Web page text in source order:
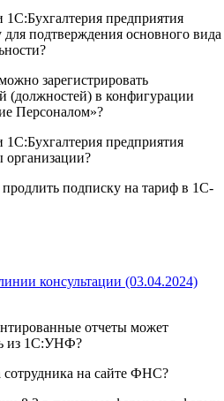
предприятия
подтверждения основного вида
зарегистрировать
(должностей) в конфигурации
Персоналом»?
предприятия
организации?
продлить подписку на тариф в 1С-
консультации (03.04.2024)
отчеты может
из 1С:УНФ?
на сайте ФНС?